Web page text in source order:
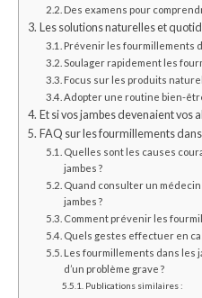
Des examens pour
Les solutions naturelles et
Prévenir les fourmillements
Soulager rapidement les
Focus sur les produits
Adopter une routine bien-
Et si vos jambes devenaient vos
FAQ sur les fourmillements
Quelles sont les causes
jambes ?
Quand consulter un
jambes ?
Comment prévenir les
Quels gestes effectuer en
Les fourmillements dans les
d’un problème grave ?
Publications similaires :